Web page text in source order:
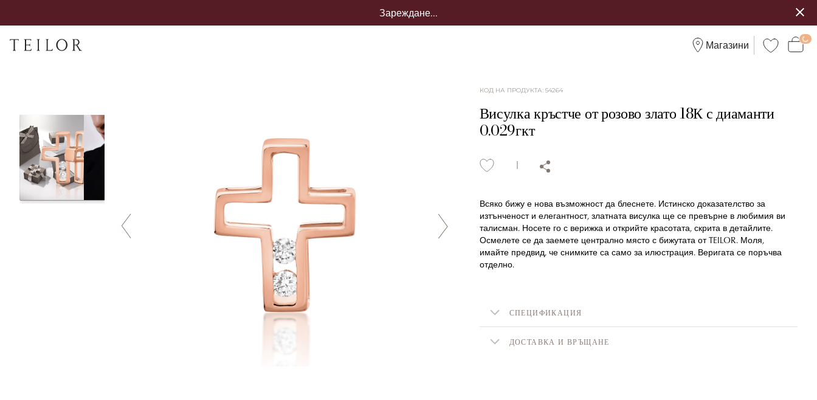
Зареждане...
Магазини
КОД НА ПРОДУКТА: 54264
Висулка кръстче от розово злато 18К с диаманти
0.029гкт
Всяко бижу е нова възможност да блеснете. Истинско доказателство за
изтънченост и елегантност, златната висулка ще се превърне в любимия ви
талисман. Носете го с верижка и открийте красотата, скрита в детайлите.
Осмелете се да заемете централно място с бижутата от TEILOR. Моля,
имайте предвид, че снимките са само за илюстрация. Веригата се поръчва
отделно.
СПЕЦИФИКАЦИЯ
ДОСТАВКА И ВРЪЩАНЕ